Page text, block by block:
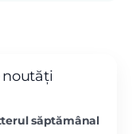
săptămânal